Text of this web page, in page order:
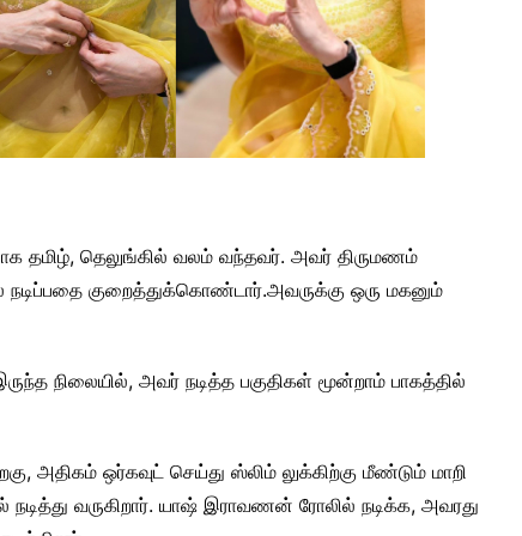
தமிழ், தெலுங்கில் வலம் வந்தவர். அவர் திருமணம்
குறைத்துக்கொண்டார்.அவருக்கு ஒரு மகனும்
நிலையில், அவர் நடித்த பகுதிகள் மூன்றாம் பாகத்தில்
அதிகம் ஒர்கவுட் செய்து ஸ்லிம் லுக்கிற்கு மீண்டும் மாறி
நடித்து வருகிறார். யாஷ் இராவணன் ரோலில் நடிக்க, அவரது